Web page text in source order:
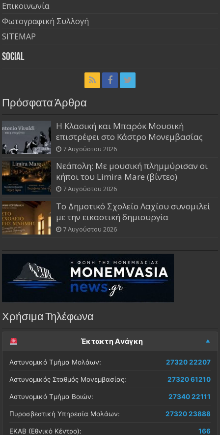
Επικοινωνία
Φωτογραφική Συλλογή
SITEMAP
Social
Πρόσφατα Άρθρα
Η Κλασική και Μπαρόκ Μουσική
επιστρέφει στο Κάστρο Μονεμβασίας
7 Αυγούστου 2026
Νεάπολη: Με μουσική πλημμύρισαν οι
κήποι του Limira Mare (βίντεο)
7 Αυγούστου 2026
Το Δημοτικό Σχολείο Λαχίου συνομιλεί
με την εικαστική δημιουργία
7 Αυγούστου 2026
Χρήσιμα Τηλέφωνα
Έκτακτη Ανάγκη
Αστυνομικό Τμήμα Μολάων: 27320 22207
Αστυνομικός Σταθμός Μονεμβασίας: 27320 61210
Αστυνομικό Τμήμα Βοιών: 27340 22111
Πυροσβεστική Υπηρεσία Μολάων: 27320 23888
ΕΚΑΒ (Εθνικό Κέντρο): 166